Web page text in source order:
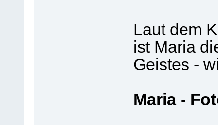
Laut dem
ist Maria
Geistes -
Maria -